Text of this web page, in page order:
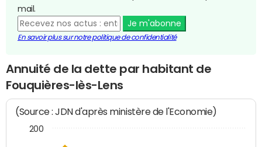
mail.
Je m'abonne
En savoir plus sur notre politique de confidentialité
Annuité de la dette par habitant de
Fouquières-lès-Lens
(Source : JDN d'après ministère de l'Economie)
200